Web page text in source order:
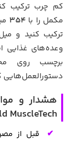
کم چرب ترکیب
مکمل را با354
ترکیب کنید و
وعده‌های غذایی
برچسب روی
دستورالعمل‌هایی
MuscleTech
قبل از